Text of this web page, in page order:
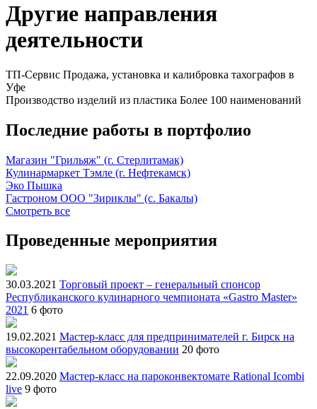
Другие направления
деятельности
ТП-Сервис Продажа, установка и калибровка тахографов в
Уфе
Производство изделий из пластика Более 100 наименований
Последние работы в портфолио
Магазин "Грильяж" (г. Стерлитамак)
Кулинармаркет Тэмле (г. Нефтекамск)
Эко Пышка
Гастроном ООО "Зириклы" (с. Бакалы)
Смотреть все
Проведенные мероприятия
30.03.2021 Торговый проект – генеральный спонсор
Республиканского кулинарного чемпионата «Gastro Master»
2021 6 фото
19.02.2021 Мастер-класс для предпринимателей г. Бирск на
высокорентабельном оборудовании 20 фото
22.09.2020 Мастер-класс на пароконвектомате Rational Icombi
live 9 фото